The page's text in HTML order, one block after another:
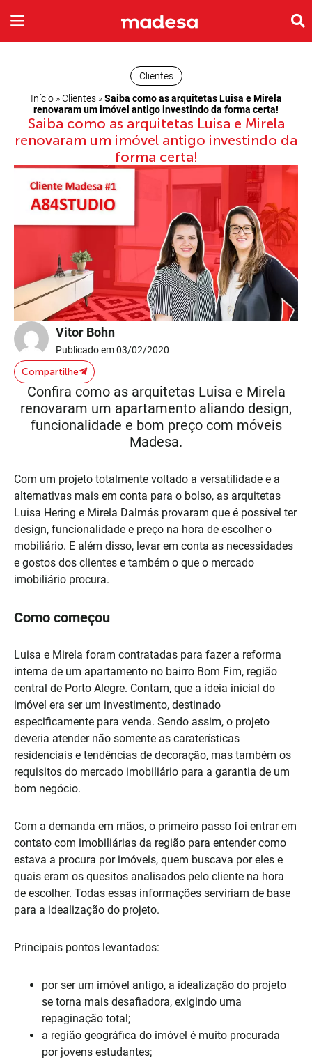
Início»Clientes»Saiba como as arquitetas Luisa e Mirela
renovaram um imóvel antigo investindo da forma certa!
Clientes
Saiba como as arquitetas Luisa e Mirela
renovaram um imóvel antigo investindo da
forma certa!
Vitor Bohn
Publicado em 03/02/2020
Compartilhe
Confira como as arquitetas Luisa e Mirela
renovaram um apartamento aliando design,
funcionalidade e bom preço com móveis
Madesa.
Com um projeto totalmente voltado a versatilidade e a
alternativas mais em conta para o bolso, as arquitetas
Luisa Hering e Mirela Dalmás provaram que é possível ter
design, funcionalidade e preço na hora de escolher o
mobiliário. E além disso, levar em conta as necessidades
e gostos dos clientes e também o que o mercado
imobiliário procura.
Como começou
Luisa e Mirela foram contratadas para fazer a reforma
interna de um apartamento no bairro Bom Fim, região
central de Porto Alegre. Contam, que a ideia inicial do
imóvel era ser um investimento, destinado
especificamente para venda. Sendo assim, o projeto
deveria atender não somente as caraterísticas
residenciais e tendências de decoração, mas também os
requisitos do mercado imobiliário para a garantia de um
bom negócio.
Com a demanda em mãos, o primeiro passo foi entrar em
contato com imobiliárias da região para entender como
estava a procura por imóveis, quem buscava por eles e
quais eram os quesitos analisados pelo cliente na hora
de escolher. Todas essas informações serviriam de base
para a idealização do projeto.
Principais pontos levantados:
por ser um imóvel antigo, a idealização do projeto
se torna mais desafiadora, exigindo uma
repaginação total;
a região geográfica do imóvel é muito procurada
por jovens estudantes;